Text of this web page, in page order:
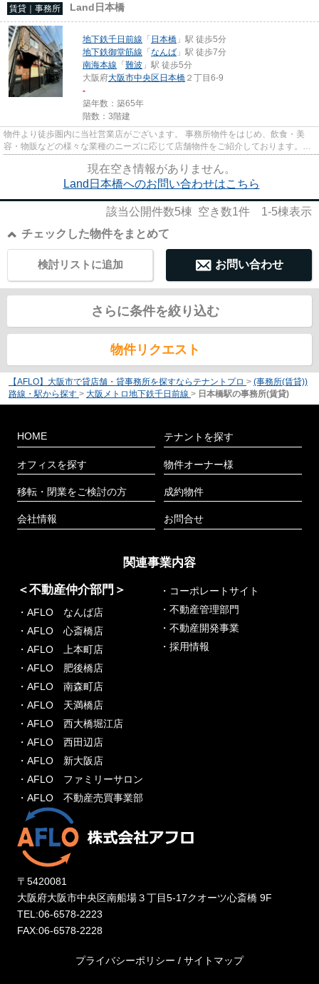
賃貸｜事務所 Land日本橋
地下鉄千日前線 「 日本橋 」駅 徒歩5分
地下鉄御堂筋線 「なんば 」駅 徒歩7分
南海本線 「難波 」駅 徒歩5分
大阪府大阪市中央区日本橋 ２丁目6-9
-
築年数：築65年
階数：3階建
物件より徒歩圏内に当社営業店がございます。 事務所物件をはじめ、飲食・美
容・物販などの様々な業種のニーズに応じて店舗物件をご紹介しております。
尚、弊社ではおとり広告は一切...
現在空き情報がありません。
Land日本橋へのお問い合わせはこちら
該当公開件数5棟 空き数1件 1-5棟表示
チェックした物件をまとめて
お問い合わせ
検討リストに追加
さらに条件を絞り込む
物件リクエスト
【AFLO】大阪市で貸店舗・貸事務所を探すならテナントプロ > (事務所(賃貸))
路線・駅から探す > 大阪メトロ地下鉄千日前線 > 日本橋駅の事務所(賃貸)
HOME
オフィスを探す
移転・閉業をご検討の方
会社情報
テナントを探す
物件オーナー様
成約物件
お問合せ
関連事業内容
＜不動産仲介部門＞
・AFLO なんば店
・AFLO 心斎橋店
・AFLO 上本町店
・AFLO 肥後橋店
・AFLO 南森町店
・AFLO 天満橋店
・AFLO 西大橋堀江店
・AFLO 西田辺店
・AFLO 新大阪店
・AFLO ファミリーサロン
・AFLO 不動産売買事業部
・コーポレートサイト
・不動産管理部門
・不動産開発事業
・採用情報
〒5420081
大阪府大阪市中央区南船場３丁目5-17クオーツ心斎橋 9F
TEL:06-6578-2223
FAX:06-6578-2228
プライバシーポリシー / サイトマップ